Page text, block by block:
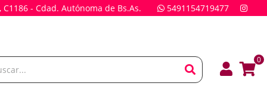
- Cdad. Autónoma de Bs.As. 5491154719477
0